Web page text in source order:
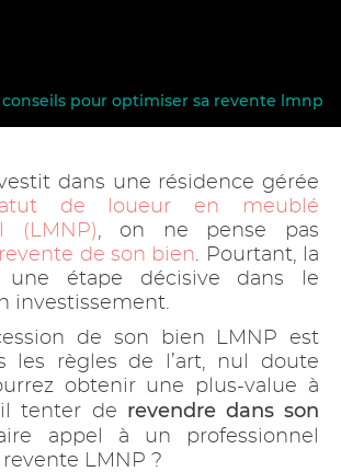
et simulateurs LMNP
conseils pour optimiser sa revente lmnp
dans une résidence gérée
de loueur en meublé
(LMNP), on ne pense pas
revente de son bien. Pourtant, la
une étape décisive dans le
investissement.
de son bien LMNP est
les règles de l’art, nul doute
obtenir une plus-value à
tenter de revendre dans son
appel à un professionnel
LMNP ?